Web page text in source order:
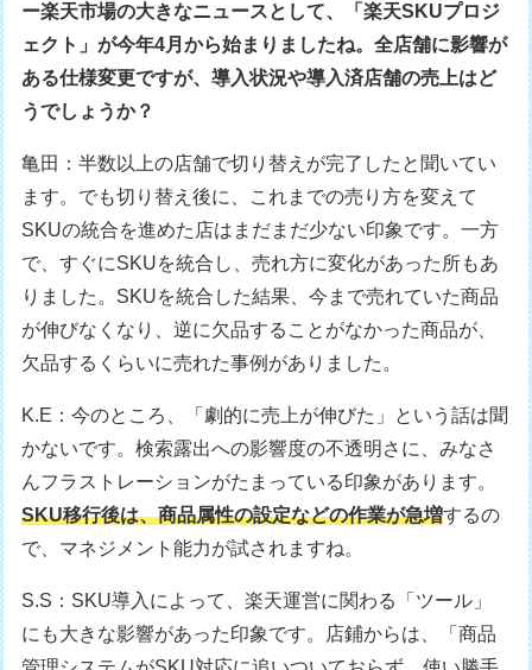
ー楽天市場の大きなニュースとして、「楽天SKUプロジ
ェクト」が今年4月から始まりましたね。全店舗に影響が
ある仕様変更ですが、導入状況や導入済店舗の売上はど
うでしょうか？
亀田：半数以上の店舗で切り替えが完了したと聞いてい
ます。でも切り替え後に、これまでの売り方を変えて
SKUの統合を進めた店はまだまだ少ない印象です。一方
で、すぐにSKUを統合し、売れ方に変化があった所もあ
りました。SKUを統合した結果、今まで売れていた商品
が伸びなくなり、逆に欠品することがなかった商品が、
欠品するくらいに売れた事例がありました。
K.E：今のところ、「劇的に売上が伸びた」という話は聞
かないです。検索露出への影響度の不透明さに、みなさ
んフラストレーションがたまっている印象があります。
SKU移行後は、商品属性の設定などの作業が急増するの
で、マネジメント能力が試されますね。
S.S：SKU導入によって、楽天運営に関わる「ツール」
にも大きな影響があった印象です。店鋪からは、「商品